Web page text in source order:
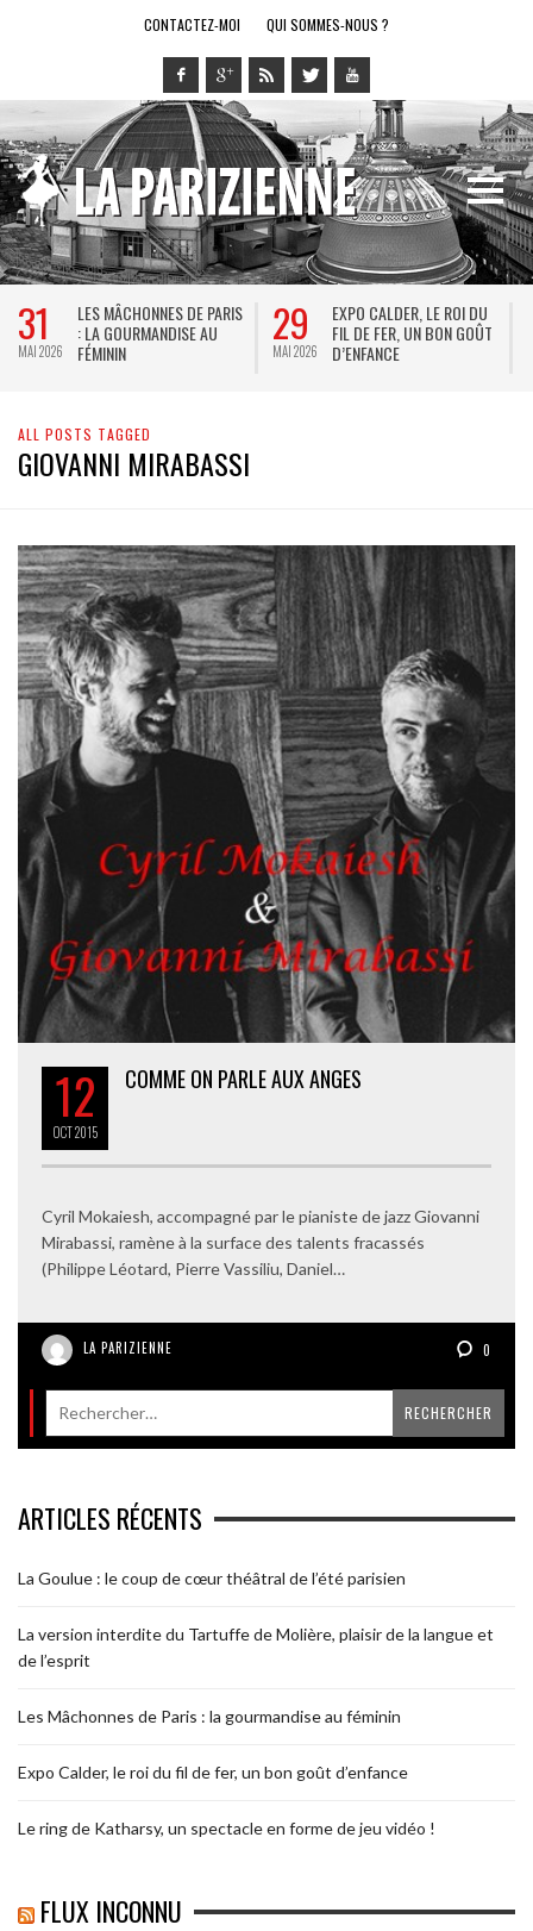
CONTACTEZ-MOI QUI SOMMES-NOUS ?
31
MAI 2026
LES MÂCHONNES DE PARIS
: LA GOURMANDISE AU
FÉMININ
29
MAI 2026
EXPO CALDER, LE ROI DU
FIL DE FER, UN BON GOÛT
D’ENFANCE
ALL POSTS TAGGED
GIOVANNI MIRABASSI
12
OCT2015
COMME ON PARLE AUX ANGES
Cyril Mokaiesh, accompagné par le pianiste de jazz Giovanni
Mirabassi, ramène à la surface des talents fracassés
(Philippe Léotard, Pierre Vassiliu, Daniel…
LA PARIZIENNE 0
ARTICLES RÉCENTS
La Goulue : le coup de cœur théâtral de l’été parisien
La version interdite du Tartuffe de Molière, plaisir de la langue et
de l’esprit
Les Mâchonnes de Paris : la gourmandise au féminin
Expo Calder, le roi du fil de fer, un bon goût d’enfance
Le ring de Katharsy, un spectacle en forme de jeu vidéo !
FLUX INCONNU